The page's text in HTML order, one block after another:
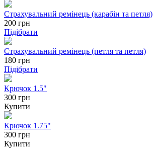
Страхувальний ремінець (карабін та петля)
200 грн
Підібрати
Страхувальний ремінець (петля та петля)
180 грн
Підібрати
Крючок 1.5"
300 грн
Купити
Крючок 1.75"
300 грн
Купити